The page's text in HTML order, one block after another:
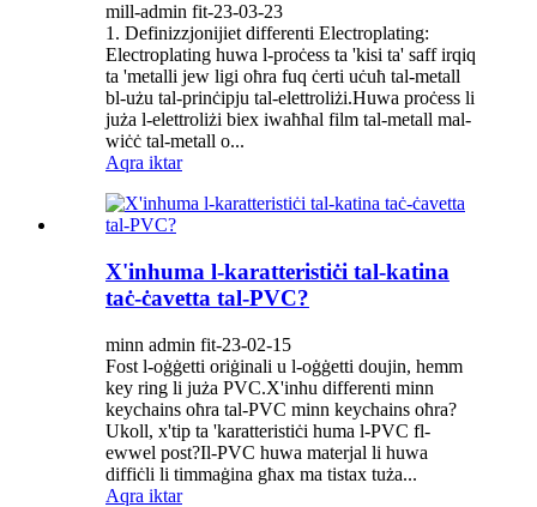
mill-admin fit-23-03-23
1. Definizzjonijiet differenti Electroplating:
Electroplating huwa l-proċess ta 'kisi ta' saff irqiq
ta 'metalli jew ligi oħra fuq ċerti uċuħ tal-metall
bl-użu tal-prinċipju tal-elettroliżi.Huwa proċess li
juża l-elettroliżi biex iwaħħal film tal-metall mal-
wiċċ tal-metall o...
Aqra iktar
X'inhuma l-karatteristiċi tal-katina
taċ-ċavetta tal-PVC?
minn admin fit-23-02-15
Fost l-oġġetti oriġinali u l-oġġetti doujin, hemm
key ring li juża PVC.X'inhu differenti minn
keychains oħra tal-PVC minn keychains oħra?
Ukoll, x'tip ta 'karatteristiċi huma l-PVC fl-
ewwel post?Il-PVC huwa materjal li huwa
diffiċli li timmaġina għax ma tistax tuża...
Aqra iktar